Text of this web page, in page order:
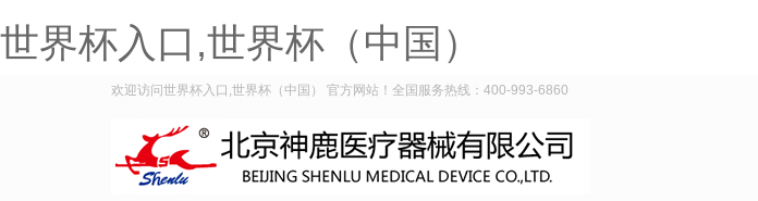
世界杯入口,世界杯（中国）
欢迎访问世界杯入口,世界杯（中国） 官方网站！全国服务热线：400-993-6860